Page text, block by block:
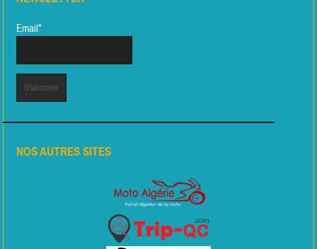
Email*
NOS AUTRES SITES